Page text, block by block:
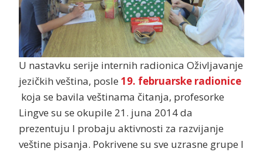
U nastavku serije internih radionica Oživljavanje
jezičkih veština, posle 19. februarske radionice
koja se bavila veštinama čitanja, profesorke
Lingve su se okupile 21. juna 2014 da
prezentuju I probaju aktivnosti za razvijanje
veštine pisanja. Pokrivene su sve uzrasne grupe I